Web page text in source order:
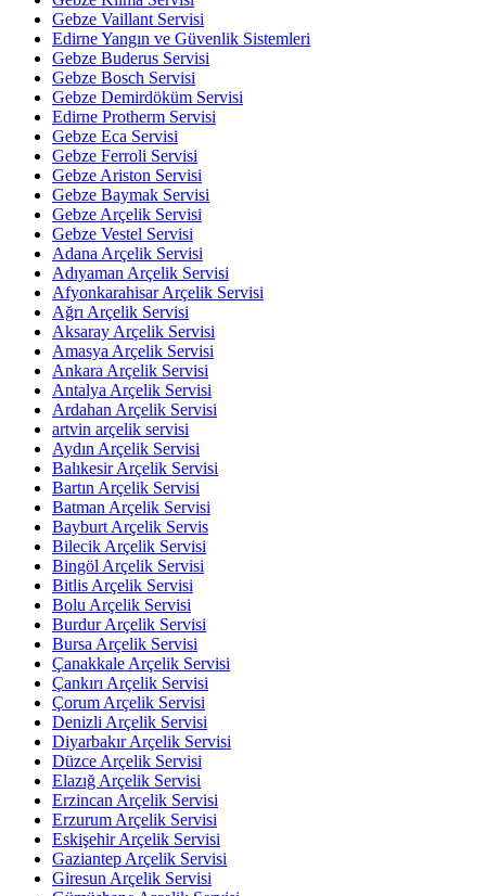
Gebze Vaillant Servisi
Edirne Yangın ve Güvenlik Sistemleri
Gebze Buderus Servisi
Gebze Bosch Servisi
Gebze Demirdöküm Servisi
Edirne Protherm Servisi
Gebze Eca Servisi
Gebze Ferroli Servisi
Gebze Ariston Servisi
Gebze Baymak Servisi
Gebze Arçelik Servisi
Gebze Vestel Servisi
Adana Arçelik Servisi
Adıyaman Arçelik Servisi
Afyonkarahisar Arçelik Servisi
Ağrı Arçelik Servisi
Aksaray Arçelik Servisi
Amasya Arçelik Servisi
Ankara Arçelik Servisi
Antalya Arçelik Servisi
Ardahan Arçelik Servisi
artvin arçelik servisi
Aydın Arçelik Servisi
Balıkesir Arçelik Servisi
Bartın Arçelik Servisi
Batman Arçelik Servisi
Bayburt Arçelik Servis
Bilecik Arçelik Servisi
Bingöl Arçelik Servisi
Bitlis Arçelik Servisi
Bolu Arçelik Servisi
Burdur Arçelik Servisi
Bursa Arçelik Servisi
Çanakkale Arçelik Servisi
Çankırı Arçelik Servisi
Çorum Arçelik Servisi
Denizli Arçelik Servisi
Diyarbakır Arçelik Servisi
Düzce Arçelik Servisi
Elazığ Arçelik Servisi
Erzincan Arçelik Servisi
Erzurum Arçelik Servisi
Eskişehir Arçelik Servisi
Gaziantep Arçelik Servisi
Giresun Arçelik Servisi